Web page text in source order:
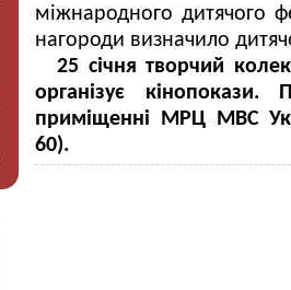
міжнародного дитячого
нагороди визначило
25 січня творчий
організує
приміщенні МРЦ МВС
60).